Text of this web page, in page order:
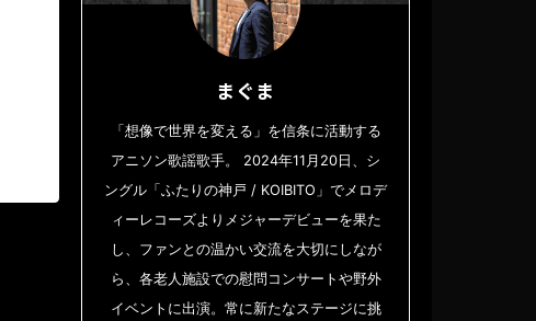
まぐま
「想像で世界を変える」を信条に活動する
アニソン歌謡歌手。 2024年11月20日、シ
ングル「ふたりの神戸 / KOIBITO」でメロデ
ィーレコーズよりメジャーデビューを果た
し、ファンとの温かい交流を大切にしなが
ら、各老人施設での慰問コンサートや野外
イベントに出演。常に新たなステージに挑